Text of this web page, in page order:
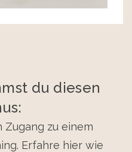
du diesen
Zugang zu einem
Erfahre hier wie